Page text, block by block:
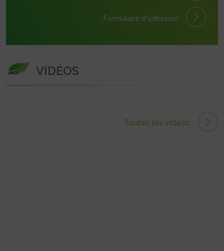
Formulaire d'adhésion
VIDÉOS
Toutes les vidéos